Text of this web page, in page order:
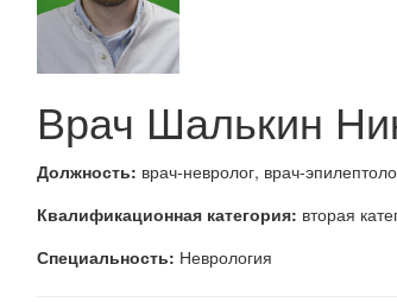
Врач Шалькин
Должность: врач-невролог, врач-
Квалификационная категория: вторая
Специальность: Неврология